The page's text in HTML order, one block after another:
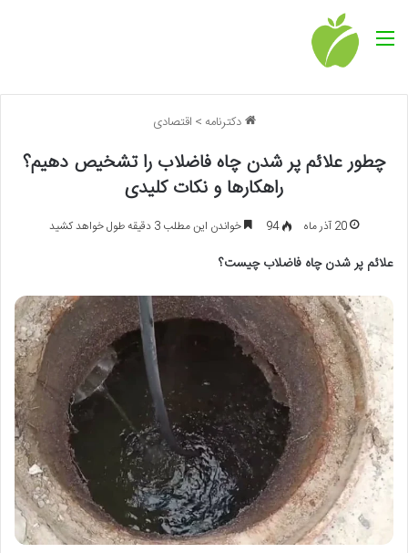
منو
دکترنامه > اقتصادی
چطور علائم پر شدن چاه فاضلاب را تشخیص دهیم؟
راهکارها و نکات کلیدی
20 آذر ماه 94 خواندن این مطلب 3 دقیقه طول خواهد کشید
علائم پر شدن چاه فاضلاب چیست؟